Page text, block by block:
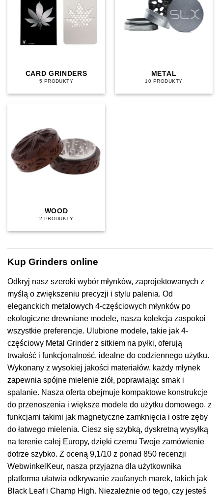
CARD GRINDERS
5 PRODUKTY
METAL
10 PRODUKTY
WOOD
2 PRODUKTY
Kup Grinders online
Odkryj nasz szeroki wybór młynków, zaprojektowanych z
myślą o zwiększeniu precyzji i stylu palenia. Od
eleganckich metalowych 4-częściowych młynków po
ekologiczne drewniane modele, nasza kolekcja zaspokoi
wszystkie preferencje. Ulubione modele, takie jak 4-
częściowy Metal Grinder z sitkiem na pyłki, oferują
trwałość i funkcjonalność, idealne do codziennego użytku.
Wykonany z wysokiej jakości materiałów, każdy młynek
zapewnia spójne mielenie ziół, poprawiając smak i
spalanie. Nasza oferta obejmuje kompaktowe konstrukcje
do przenoszenia i większe modele do użytku domowego, z
funkcjami takimi jak magnetyczne zamknięcia i ostre zęby
do łatwego mielenia. Ciesz się szybką, dyskretną wysyłką
na terenie całej Europy, dzięki czemu Twoje zamówienie
dotrze szybko. Z oceną 9,1/10 z ponad 850 recenzji
WebwinkelKeur, nasza przyjazna dla użytkownika
platforma ułatwia odkrywanie zaufanych marek, takich jak
Black Leaf i Champ High. Niezależnie od tego, czy jesteś